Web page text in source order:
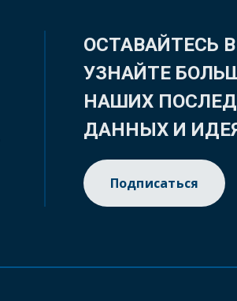
ОСТАВАЙТЕСЬ
УЗНАЙТЕ
НАШИХ
ДАННЫХ И
Подписаться